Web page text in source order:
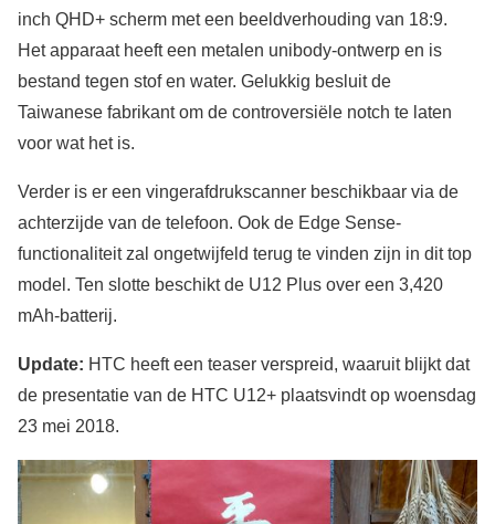
inch QHD+ scherm met een beeldverhouding van 18:9.
Het apparaat heeft een metalen unibody-ontwerp en is
bestand tegen stof en water. Gelukkig besluit de
Taiwanese fabrikant om de controversiële notch te laten
voor wat het is.
Verder is er een vingerafdrukscanner beschikbaar via de
achterzijde van de telefoon. Ook de Edge Sense-
functionaliteit zal ongetwijfeld terug te vinden zijn in dit top
model. Ten slotte beschikt de U12 Plus over een 3,420
mAh-batterij.
Update: HTC heeft een teaser verspreid, waaruit blijkt dat
de presentatie van de HTC U12+ plaatsvindt op woensdag
23 mei 2018.